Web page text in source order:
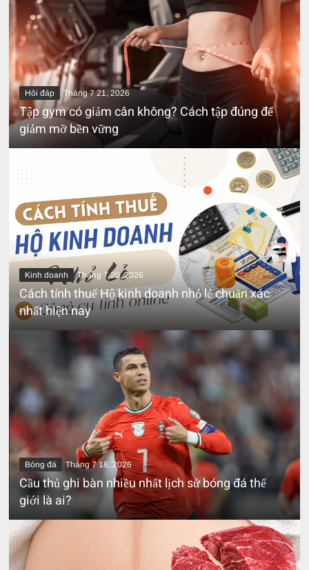
Hỏi đáp Tháng 7 21, 2026
Tập gym có giảm cân không? Cách tập đúng để
giảm mỡ bền vững
Kinh doanh Tháng 7 20, 2026
Cách tính thuế Hộ kinh doanh nhỏ lẻ chuẩn xác
nhất hiện nay
Bóng đá Tháng 7 18, 2026
Cầu thủ ghi bàn nhiều nhất lịch sử bóng đá thế
giới là ai?